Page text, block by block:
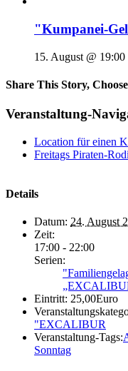
"Kumpanei-
15. August @ 19:00
Share This Story,
Veranstaltung-
Location für einen
Freitags Piraten-
Details
Datum: 24. August
Zeit:
17:00 - 22:00
Serien:
Eintritt: 25,00Euro
"EXCALIBUR
Veranstaltung-Tags:
Sonntag